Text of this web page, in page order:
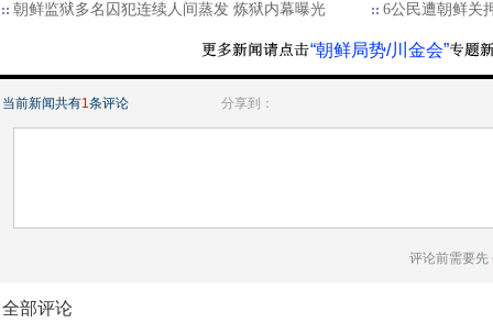
朝鲜监狱多名囚犯连续人间蒸发 炼狱内幕曝光
6公民遭朝鲜关
“朝鲜局势/川金会”
当前新闻共有1条评论 分享到：
评论前需要先
全部评论